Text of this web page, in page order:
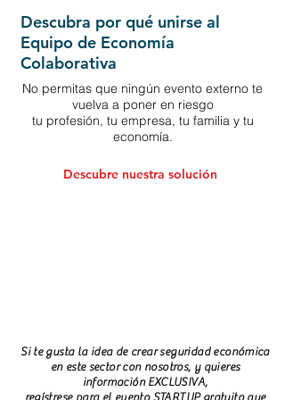
Descubra por qué unirse al
Equipo de Economía
Colaborativa
No permitas que ningún evento externo te
vuelva a poner en riesgo
tu profesión, tu empresa, tu familia y tu
economía.
Descubre nuestra solución
Si te gusta la idea de crear seguridad económica
en este sector con nosotros, y quieres
información EXCLUSIVA,
regístrese para el evento STARTUP gratuito que